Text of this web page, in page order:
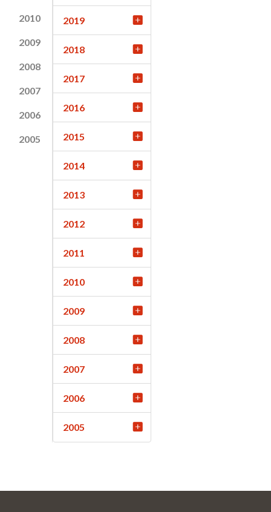
2010
2009
2008
2007
2006
2005
2019
2018
2017
2016
2015
2014
2013
2012
2011
2010
2009
2008
2007
2006
2005